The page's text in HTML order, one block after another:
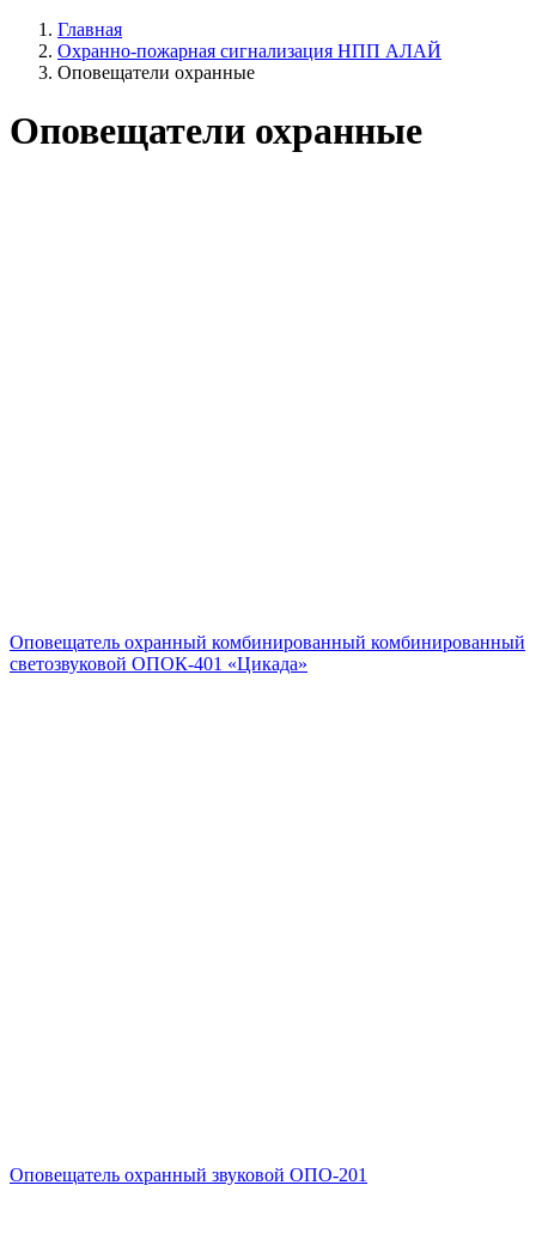
Главная
Охранно-пожарная сигнализация НПП АЛАЙ
Оповещатели охранные
Оповещатели охранные
Оповещатель охранный комбинированный комбинированный
светозвуковой ОПОК-401 «Цикада»
Оповещатель охранный звуковой ОПО-201